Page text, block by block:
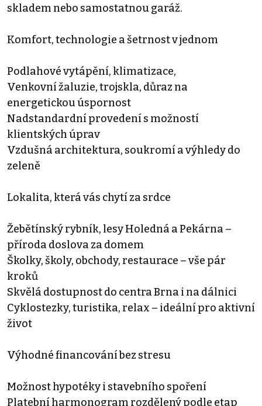
skladem nebo samostatnou garáž.
Komfort, technologie a šetrnost v jednom
Podlahové vytápění, klimatizace,
Venkovní žaluzie, trojskla, důraz na
energetickou úspornost
Nadstandardní provedení s možností
klientských úprav
Vzdušná architektura, soukromí a výhledy do
zeleně
Lokalita, která vás chytí za srdce
Žebětínský rybník, lesy Holedná a Pekárna –
příroda doslova za domem
Školky, školy, obchody, restaurace – vše pár
kroků
Skvělá dostupnost do centra Brna i na dálnici
Cyklostezky, turistika, relax – ideální pro aktivní
život
Výhodné financování bez stresu
Možnost hypotéky i stavebního spoření
Platební harmonogram rozdělený podle etap